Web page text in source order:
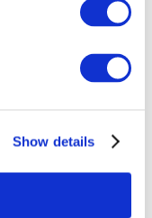
Show details